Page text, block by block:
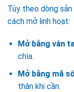
Tùy theo dòng sản
cách mở linh hoạt:
Mở bằng vân
chìa.
Mở bằng mã
thân khi cần.